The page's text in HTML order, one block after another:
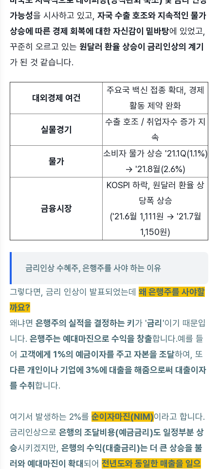
가능성을 시사하고 있고, 자국 수출 호조와 지속적인 물가
상승에 따른 경제 회복에 대한 자신감이 밑바탕에 있었고,
꾸준히 오르고 있는 원달러 환율 상승이 금리인상의 계기
가 된 것 같습니다.
대외경제 여건
주요국 백신 접종 확대, 경제
활동 제약 완화
실물경기
수출 호조 / 취업자수 증가 지
속
물가
소비자 물가 상승 '21.1Q(1.1%)
→ '21.8월(2.6%)
금융시장
KOSPI 하락, 원달러 환율 상
당폭 상승
('21.6월 1,111원 → '21.7월
1,150원)
금리인상 수혜주, 은행주를 사야 하는 이유
그렇다면, 금리 인상이 발표되었는데 왜 은행주를 사야할
까요?
왜냐면 은행주의 실적을 결정하는 키 가 '금리 '이기 때문입
니다. 은행주는 예대마진으로 수익을 창출합니다.예를 들
어 고객에게 1%의 예금이자를 주고 자본을 조달하여, 또
다른 개인이나 기업에 3%에 대출을 해줌으로써 대출이자
를 수취 합니다.
여기서 발생하는 2%를 순이자마진(NIM)이라고 합니다.
금리인상으로 은행의 조달비용(예금금리)도 일정부분 상
승시키겠지만, 은행의 수익(대출금리)는 더 큰 상승을 불
러와 예대마진이 확대되어 전년도와 동일한 매출을 일으